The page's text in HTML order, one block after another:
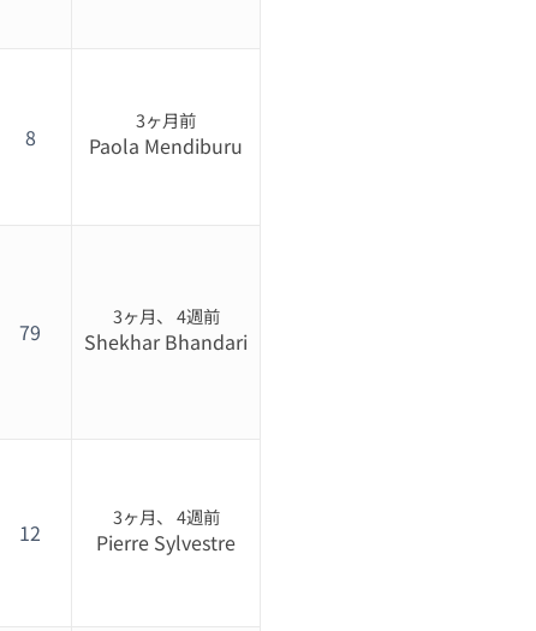
8
3ヶ月前
Paola Mendiburu
79
3ヶ月、 4週前
Shekhar Bhandari
12
3ヶ月、 4週前
Pierre Sylvestre